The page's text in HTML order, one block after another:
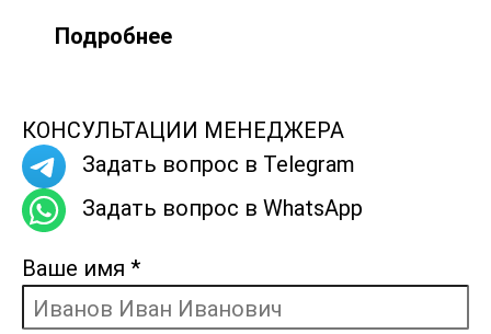
Подробнее
КОНСУЛЬТАЦИИ МЕНЕДЖЕРА
Задать вопрос в Telegram
Задать вопрос в WhatsApp
Ваше имя *